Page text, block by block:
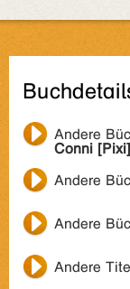
Andere
Conni [Pixi]
Andere
Andere
Andere